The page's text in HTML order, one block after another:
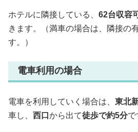
ホテルに隣接している、 62台収容
きます。（満車の場合は、隣接の
す。）
電車利用の場合
電車を利用していく場合は、 東北
車し、 西口 から出て徒歩で約5分で